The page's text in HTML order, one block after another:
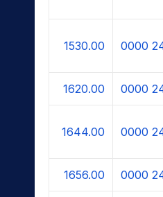
1530.00 0000
1620.00 0000
1644.00 0000
1656.00 0000